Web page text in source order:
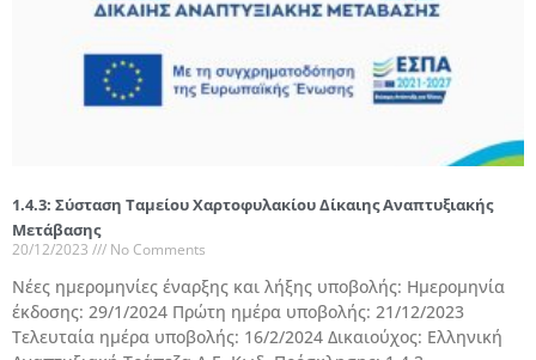
1.4.3: Σύσταση Ταμείου Χαρτοφυλακίου Δίκαιης Αναπτυξιακής
Μετάβασης
20/12/2023 No Comments
Νέες ημερομηνίες έναρξης και λήξης υποβολής: Ημερομηνία
έκδοσης: 29/1/2024 Πρώτη ημέρα υποβολής: 21/12/2023
Τελευταία ημέρα υποβολής: 16/2/2024 Δικαιούχος: Ελληνική